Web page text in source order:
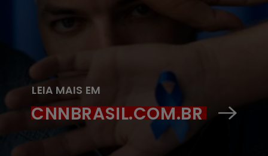
LEIA MAIS EM
CNNBRASIL.COM.BR